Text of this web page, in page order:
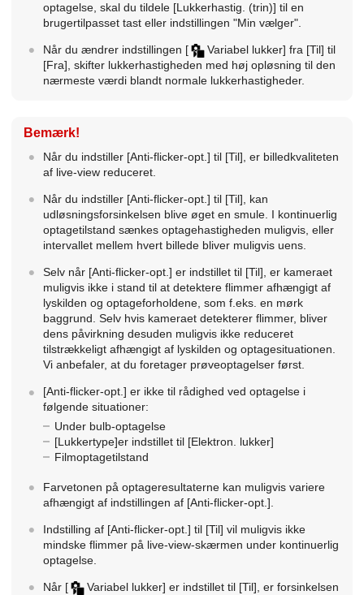
optagelse, skal du tildele [Lukkerhastig. (trin)] til en
brugertilpasset tast eller indstillingen "Min vælger".
Når du ændrer indstillingen [ Variabel lukker] fra [Til] til
[Fra] , skifter lukkerhastigheden med høj opløsning til den
nærmeste værdi blandt normale lukkerhastigheder.
Bemærk!
Når du indstiller [Anti-flicker-opt.] til [Til] , er billedkvaliteten
af live-view reduceret.
Når du indstiller [Anti-flicker-opt.] til [Til] , kan
udløsningsforsinkelsen blive øget en smule. I kontinuerlig
optagetilstand sænkes optagehastigheden muligvis, eller
intervallet mellem hvert billede bliver muligvis uens.
Selv når [Anti-flicker-opt.] er indstillet til [Til] , er kameraet
muligvis ikke i stand til at detektere flimmer afhængigt af
lyskilden og optageforholdene, som f.eks. en mørk
baggrund. Selv hvis kameraet detekterer flimmer, bliver
dens påvirkning desuden muligvis ikke reduceret
tilstrækkeligt afhængigt af lyskilden og optagesituationen.
Vi anbefaler, at du foretager prøveoptagelser først.
[Anti-flicker-opt.] er ikke til rådighed ved optagelse i
følgende situationer:
Under bulb-optagelse
[Lukkertype]er indstillet til [Elektron. lukker]
Filmoptagetilstand
Farvetonen på optageresultaterne kan muligvis variere
afhængigt af indstillingen af [Anti-flicker-opt.]
Indstilling af [Anti-flicker-opt.] til [Til] vil muligvis ikke
mindske flimmer på live-view-skærmen under kontinuerlig
optagelse.
Når [ Variabel lukker] er indstillet til [Til] , er forsinkelsen